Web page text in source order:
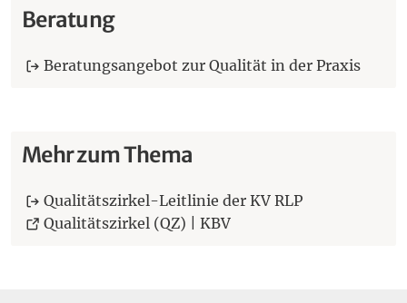
Beratung
Beratungsangebot zur Qualität in der Praxis
Mehr zum Thema
Qualitätszirkel-Leitlinie der KV RLP
Qualitätszirkel (QZ) | KBV(Öffnet eine andere